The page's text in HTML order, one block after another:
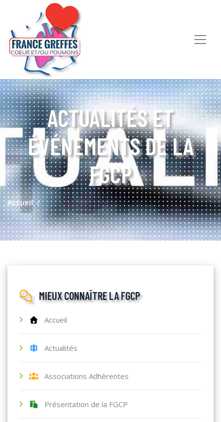
ACTUALITÉS ET
ÉVÉNEMENTS DE LA
FGCP
Accueil
MIEUX CONNAÎTRE LA FGCP
Accueil
Actualités
Associations Adhèrentes
Présentation de la FGCP